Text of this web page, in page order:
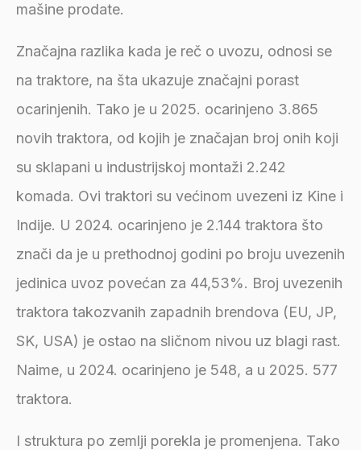
mašine prodate.
Značajna razlika kada je reč o uvozu, odnosi se
na traktore, na šta ukazuje značajni porast
ocarinjenih. Tako je u 2025. ocarinjeno 3.865
novih traktora, od kojih je značajan broj onih koji
su sklapani u industrijskoj montaži 2.242
komada. Ovi traktori su većinom uvezeni iz Kine i
Indije. U 2024. ocarinjeno je 2.144 traktora što
znači da je u prethodnoj godini po broju uvezenih
jedinica uvoz povećan za 44,53%. Broj uvezenih
traktora takozvanih zapadnih brendova (EU, JP,
SK, USA) je ostao na sličnom nivou uz blagi rast.
Naime, u 2024. ocarinjeno je 548, a u 2025. 577
traktora.
I struktura po zemlji porekla je promenjena. Tako